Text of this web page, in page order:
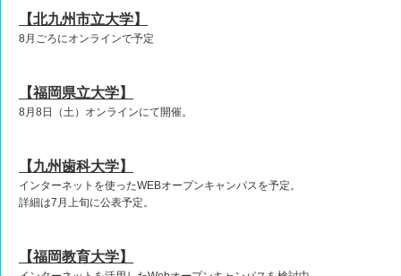
【北九州市立大学】
8月ごろにオンラインで予定
【福岡県立大学】
8月8日（土）オンラインにて開催。
【九州歯科大学】
インターネットを使ったWEBオープンキャンパスを予定。
詳細は7月上旬に公表予定。
【福岡教育大学】